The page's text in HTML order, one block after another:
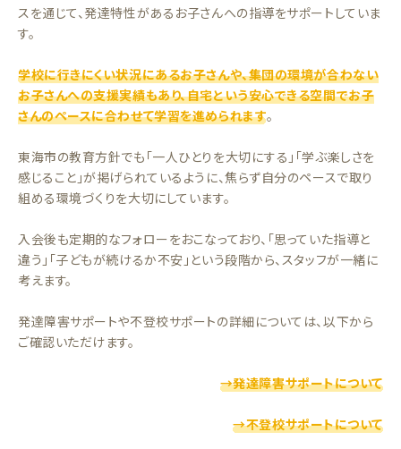
スを通じて、発達特性があるお子さんへの指導をサポートしていま
す。
学校に行きにくい状況にあるお子さんや、集団の環境が合わない
お子さんへの支援実績もあり、自宅という安心できる空間でお子
さんのペースに合わせて学習を進められます。
東海市の教育方針でも「一人ひとりを大切にする」「学ぶ楽しさを
感じること」が掲げられているように、焦らず自分のペースで取り
組める環境づくりを大切にしています。
入会後も定期的なフォローをおこなっており、「思っていた指導と
違う」「子どもが続けるか不安」という段階から、スタッフが一緒に
考えます。
発達障害サポートや不登校サポートの詳細については、以下から
ご確認いただけます。
→発達障害サポートについて
→不登校サポートについて